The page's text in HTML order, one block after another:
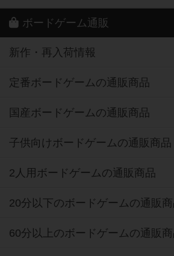
ボードゲーム通販
新作・再入荷情報
定番ボードゲームの通販商品
国産ボードゲームの通販商品
子供向けボードゲームの通販商品
2人用ボードゲームの通販商品
20分以下のボードゲームの通販
60分以上のボードゲームの通販